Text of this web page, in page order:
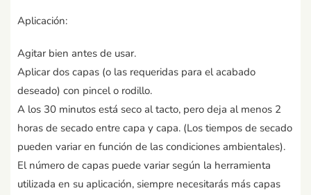
Aplicación:
Agitar bien antes de usar.
Aplicar dos capas (o las requeridas para el acabado
deseado) con pincel o rodillo.
A los 30 minutos está seco al tacto, pero deja al menos 2
horas de secado entre capa y capa. (Los tiempos de secado
pueden variar en función de las condiciones ambientales).
El número de capas puede variar según la herramienta
utilizada en su aplicación, siempre necesitarás más capas